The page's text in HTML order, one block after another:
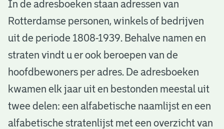
A
d
e
b
In de adresboeken staan adressen van
Rotterdamse personen, winkels of bedrijven
uit de periode 1808-1939. Behalve namen en
straten vindt u er ook beroepen van de
hoofdbewoners per adres. De adresboeken
kwamen elk jaar uit en bestonden meestal uit
twee delen: een alfabetische naamlijst en een
alfabetische stratenlijst met een overzicht van